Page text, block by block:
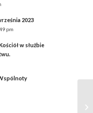
2023
pm
w służbie